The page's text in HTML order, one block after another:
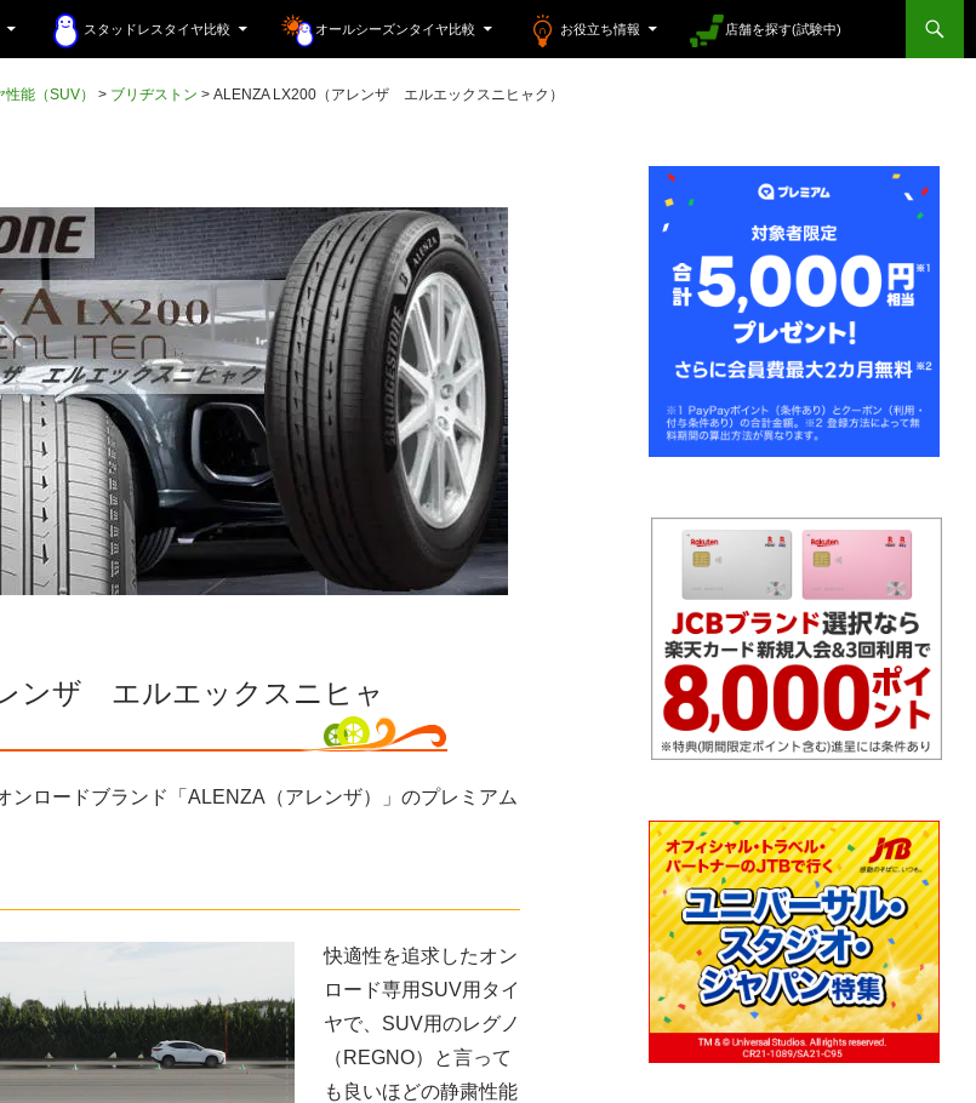
スタッドレスタイヤ比較 オールシーズンタイヤ比較 お役立ち情報 店舗を探す(試験中)
能（SUV） > ブリヂストン > ALENZA LX200（アレンザ エルエックスニヒャク）
ンザ エルエックスニヒャ
ンロードブランド「ALENZA（アレンザ）」のプレミアム
快適性を追求したオン
ロード専用SUV用タイ
ヤで、SUV用のレグノ
（REGNO）と言って
も良いほどの静粛性能